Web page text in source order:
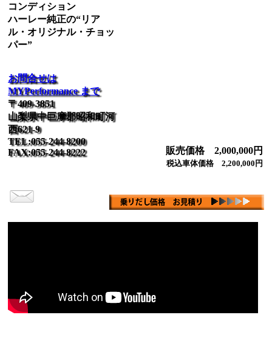
コンディション
ハーレー純正の“リア
ル・オリジナル・チョッ
パー”
お問合せは
MYPerformance まで
〒409-3851
山梨県中巨摩郡昭和町河
西621-9
TEL:055-244-8200
FAX:055-244-8222
販売価格 2,000,000円
税込車体価格 2,200,000円